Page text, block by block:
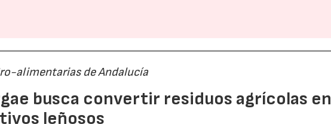
alimentarias de Andalucía
busca convertir residuos agrícolas en
leñosos